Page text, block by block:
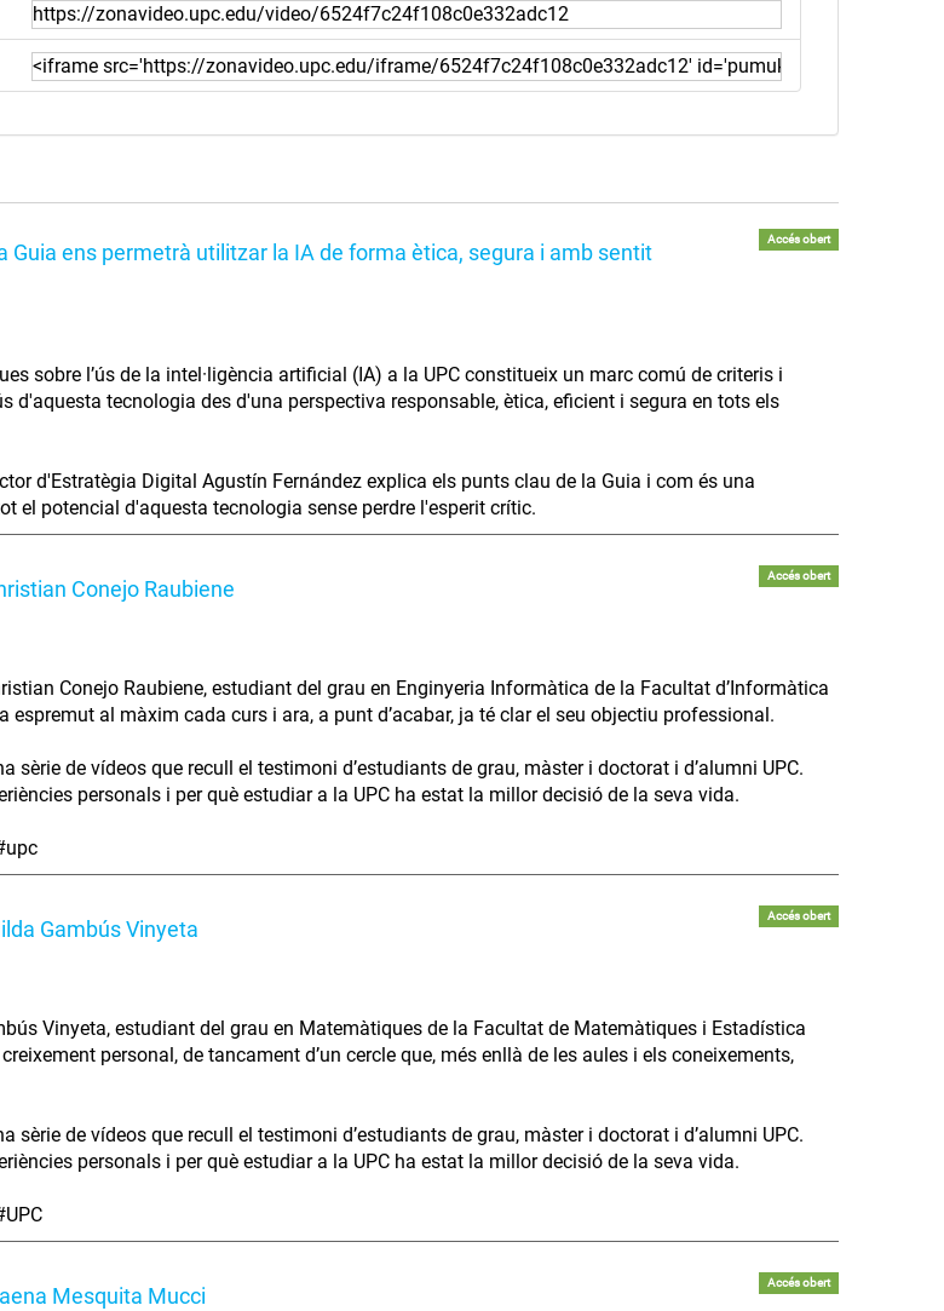
Guia ens permetrà utilitzar la IA de forma ètica, segura i amb sentit
Accés obert
sobre l’ús de la intel·ligència artificial (IA) a la UPC constitueix un marc comú de criteris i
d'aquesta tecnologia des d'una perspectiva responsable, ètica, eficient i segura en tots els
d'Estratègia Digital Agustín Fernández explica els punts clau de la Guia i com és una
el potencial d'aquesta tecnologia sense perdre l'esperit crític.
Conejo Raubiene
Accés obert
Conejo Raubiene, estudiant del grau en Enginyeria Informàtica de la Facultat d’Informàtica
espremut al màxim cada curs i ara, a punt d’acabar, ja té clar el seu objectiu professional.
sèrie de vídeos que recull el testimoni d’estudiants de grau, màster i doctorat i d’alumni UPC.
personals i per què estudiar a la UPC ha estat la millor decisió de la seva vida.
Gambús Vinyeta
Accés obert
Vinyeta, estudiant del grau en Matemàtiques de la Facultat de Matemàtiques i Estadística
personal, de tancament d’un cercle que, més enllà de les aules i els coneixements,
sèrie de vídeos que recull el testimoni d’estudiants de grau, màster i doctorat i d’alumni UPC.
personals i per què estudiar a la UPC ha estat la millor decisió de la seva vida.
Mesquita Mucci
Accés obert